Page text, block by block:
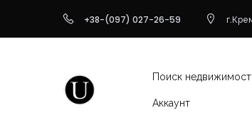
+38-(097) 027-26-59
Поиск
Аккаунт